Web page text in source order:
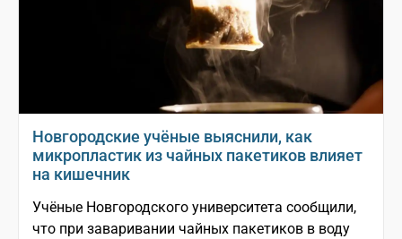
Новгородские учёные выяснили, как
микропластик из чайных пакетиков влияет
на кишечник
Учёные Новгородского университета сообщили,
что при заваривании чайных пакетиков в воду